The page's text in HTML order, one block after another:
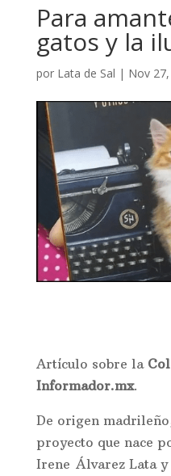
Para
gatos y la
por Lata de Sal | Nov
Artículo sobre la
Informador.mx.
De origen
proyecto que nace
Irene Álvarez Lata y